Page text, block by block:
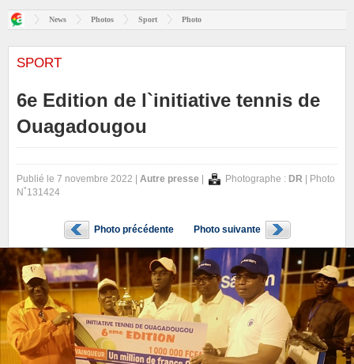
News Photos Sport Photo
SPORT
6e Edition de l`initiative tennis de
Ouagadougou
Publié le 7 novembre 2022 | Autre presse Photographe : DR | Photo
N˚131424
Photo précédente Photo suivante